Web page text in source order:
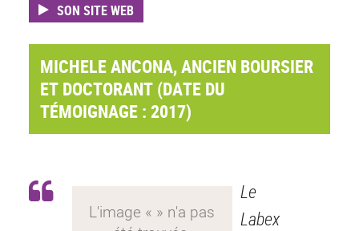
SON SITE WEB
MICHELE ANCONA, ANCIEN BOURSIER
ET DOCTORANT (DATE DU
TÉMOIGNAGE : 2017)
Le
Labex